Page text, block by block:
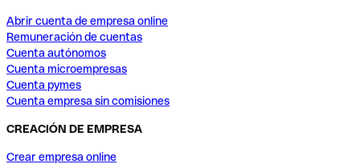
Abrir cuenta de empresa online
Remuneración de cuentas
Cuenta autónomos
Cuenta microempresas
Cuenta pymes
Cuenta empresa sin comisiones
CREACIÓN DE EMPRESA
Crear empresa online